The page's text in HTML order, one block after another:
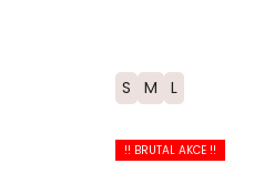
S M L
!! BRUTAL AKCE !!